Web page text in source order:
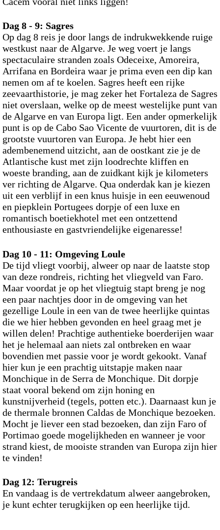
Dag 8 - 9: Sagres
Op dag 8 reis je door langs de indrukwekkende ruige
westkust naar de Algarve. Je weg voert je langs
spectaculaire stranden zoals Odeceixe, Amoreira,
Arrifana en Bordeira waar je prima even een dip kan
nemen om af te koelen. Sagres heeft een rijke
zeevaarthistorie, je mag zeker het Fortaleza de Sagres
niet overslaan, welke op de meest westelijke punt van
de Algarve en van Europa ligt. Een ander opmerkelijk
punt is op de Cabo Sao Vicente de vuurtoren, dit is de
grootste vuurtoren van Europa. Je hebt hier een
adembenemend uitzicht, aan de oostkant zie je de
Atlantische kust met zijn loodrechte kliffen en
woeste branding, aan de zuidkant kijk je kilometers
ver richting de Algarve. Qua onderdak kan je kiezen
uit een verblijf in een knus huisje in een eeuwenoud
en piepklein Portugees dorpje of een luxe en
romantisch boetiekhotel met een ontzettend
enthousiaste en gastvriendelijke eigenaresse!
Dag 10 - 11: Omgeving Loule
De tijd vliegt voorbij, alweer op naar de laatste stop
van deze rondreis, richting het vliegveld van Faro.
Maar voordat je op het vliegtuig stapt breng je nog
een paar nachtjes door in de omgeving van het
gezellige Loule in een van de twee heerlijke quintas
die we hier hebben gevonden en heel graag met je
willen delen! Prachtige authentieke boerderijen waar
het je helemaal aan niets zal ontbreken en waar
bovendien met passie voor je wordt gekookt. Vanaf
hier kun je een prachtig uitstapje maken naar
Monchique in de Serra de Monchique. Dit dorpje
staat vooral bekend om zijn honing en
kunstnijverheid (tegels, potten etc.). Daarnaast kun je
de thermale bronnen Caldas de Monchique bezoeken.
Mocht je liever een stad bezoeken, dan zijn Faro of
Portimao goede mogelijkheden en wanneer je voor
strand kiest, de mooiste stranden van Europa zijn hier
te vinden!
Dag 12: Terugreis
En vandaag is de vertrekdatum alweer aangebroken,
je kunt echter terugkijken op een heerlijke tijd.